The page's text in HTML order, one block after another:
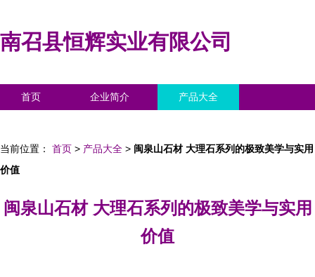
南召县恒辉实业有限公司
首页 企业简介 产品大全
当前位置： 首页 > 产品大全 > 闽泉山石材 大理石系列的极致美学与实用
价值
闽泉山石材 大理石系列的极致美学与实用
价值